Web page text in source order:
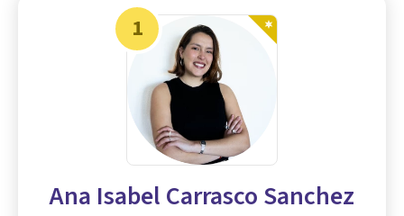
1
Ana Isabel Carrasco Sanchez